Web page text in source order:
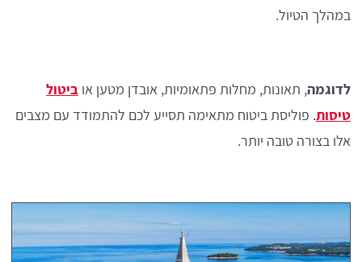
במהלך הטיול.
לדוגמה, תאונות, מחלות פתאומיות, אובדן מטען או ביטול
טיסות. פוליסת ביטוח מתאימה תסייע לכם להתמודד עם מצבים
אלו בצורה טובה יותר.